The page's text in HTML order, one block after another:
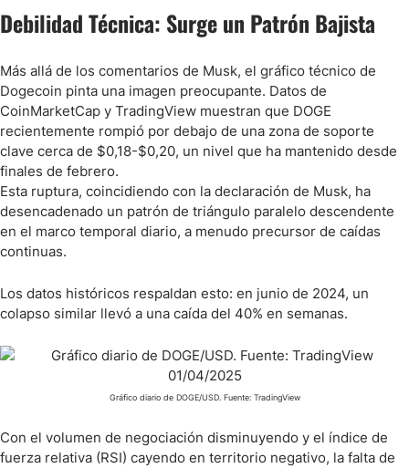
Debilidad Técnica: Surge un Patrón Bajista
Más allá de los comentarios de Musk, el gráfico técnico de
Dogecoin pinta una imagen preocupante. Datos de
CoinMarketCap y TradingView muestran que DOGE
recientemente rompió por debajo de una zona de soporte
clave cerca de $0,18-$0,20, un nivel que ha mantenido desde
finales de febrero.
Esta ruptura, coincidiendo con la declaración de Musk, ha
desencadenado un patrón de triángulo paralelo descendente
en el marco temporal diario, a menudo precursor de caídas
continuas.
Los datos históricos respaldan esto: en junio de 2024, un
colapso similar llevó a una caída del 40% en semanas.
Gráfico diario de DOGE/USD. Fuente: TradingView
Con el volumen de negociación disminuyendo y el índice de
fuerza relativa (RSI) cayendo en territorio negativo, la falta de